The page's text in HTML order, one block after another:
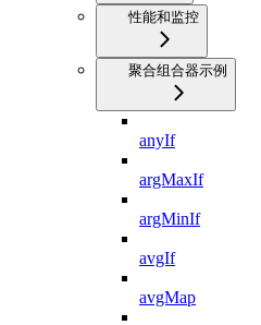
性能和监控
聚合组合器示例
anyIf
argMaxIf
argMinIf
avgIf
avgMap